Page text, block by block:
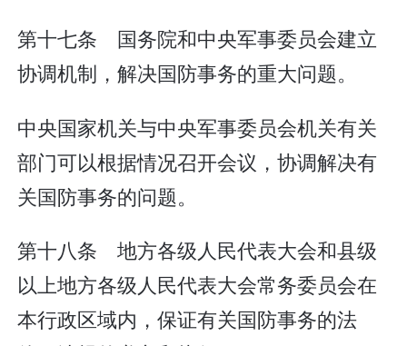
第十七条 国务院和中央军事委员会建立
协调机制，解决国防事务的重大问题。
中央国家机关与中央军事委员会机关有关
部门可以根据情况召开会议，协调解决有
关国防事务的问题。
第十八条 地方各级人民代表大会和县级
以上地方各级人民代表大会常务委员会在
本行政区域内，保证有关国防事务的法